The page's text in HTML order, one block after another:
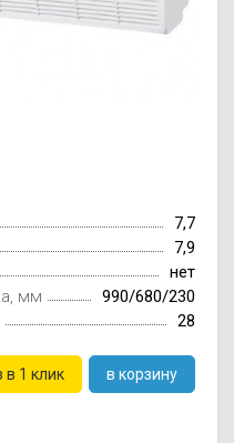
7,7
7,9
нет
мм
990/680/230
28
в 1 клик в корзину
Осушители
отработанном